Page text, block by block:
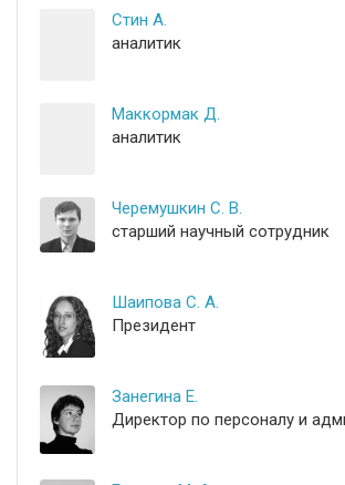
Стин А.
аналитик
Маккормак Д.
аналитик
Черемушкин С. В.
старший научный сотрудник
Шаипова С. А.
Президент
Занегина Е.